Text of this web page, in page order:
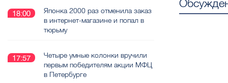
18:00
Японка 2000 раз отменила заказ
в интернет-магазине и попал в
тюрьму
17:57
Четыре умные колонки вручили
первым победителям акции МФЦ
в Петербурге